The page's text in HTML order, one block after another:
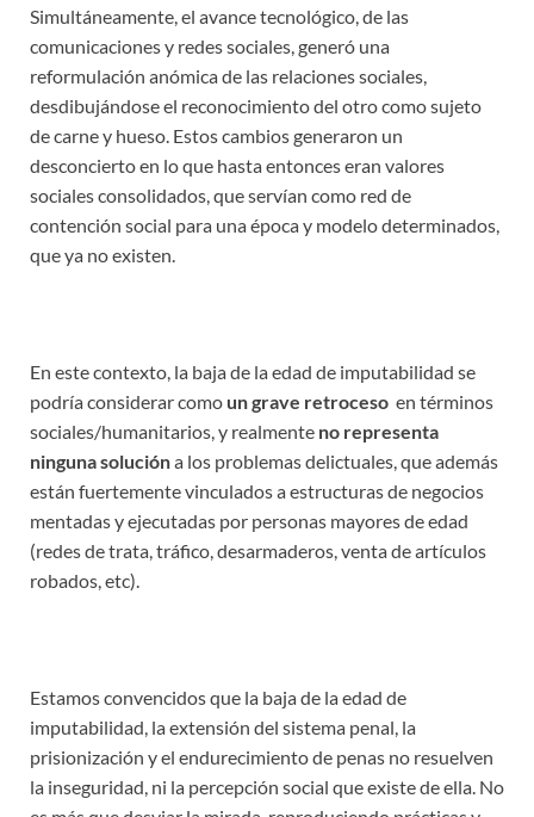
Simultáneamente, el avance tecnológico, de las
comunicaciones y redes sociales, generó una
reformulación anómica de las relaciones sociales,
desdibujándose el reconocimiento del otro como sujeto
de carne y hueso. Estos cambios generaron un
desconcierto en lo que hasta entonces eran valores
sociales consolidados, que servían como red de
contención social para una época y modelo determinados,
que ya no existen.
En este contexto, la baja de la edad de imputabilidad se
podría considerar como un grave retroceso en términos
sociales/humanitarios, y realmente no representa
ninguna solucióna los problemas delictuales, que además
están fuertemente vinculados a estructuras de negocios
mentadas y ejecutadas por personas mayores de edad
(redes de trata, tráfico, desarmaderos, venta de artículos
robados, etc).
Estamos convencidos que la baja de la edad de
imputabilidad, la extensión del sistema penal, la
prisionización y el endurecimiento de penas no resuelven
la inseguridad, ni la percepción social que existe de ella. No